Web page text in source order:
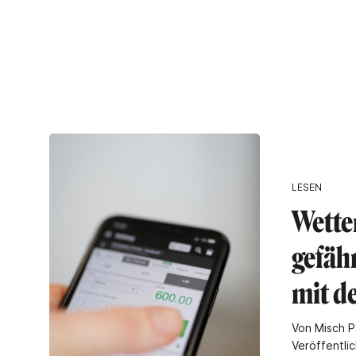
LESEN
mit
Von Misch